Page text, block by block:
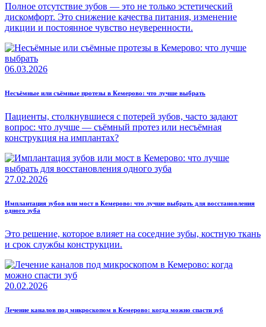
Полное отсутствие зубов — это не только эстетический
дискомфорт. Это снижение качества питания, изменение
дикции и постоянное чувство неуверенности.
06.03.2026
Несъёмные или съёмные протезы в Кемерово: что лучше выбрать
Пациенты, столкнувшиеся с потерей зубов, часто задают
вопрос: что лучше — съёмный протез или несъёмная
конструкция на имплантах?
27.02.2026
Имплантация зубов или мост в Кемерово: что лучше выбрать для восстановления
одного зуба
Это решение, которое влияет на соседние зубы, костную ткань
и срок службы конструкции.
20.02.2026
Лечение каналов под микроскопом в Кемерово: когда можно спасти зуб